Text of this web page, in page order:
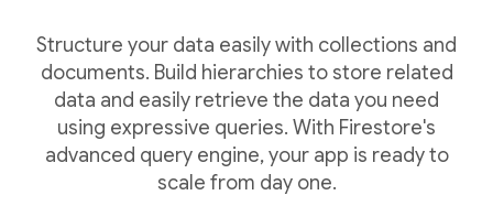
Structure your data easily with collections and
documents. Build hierarchies to store related
data and easily retrieve the data you need
using expressive queries. With Firestore's
advanced query engine, your app is ready to
scale from day one.